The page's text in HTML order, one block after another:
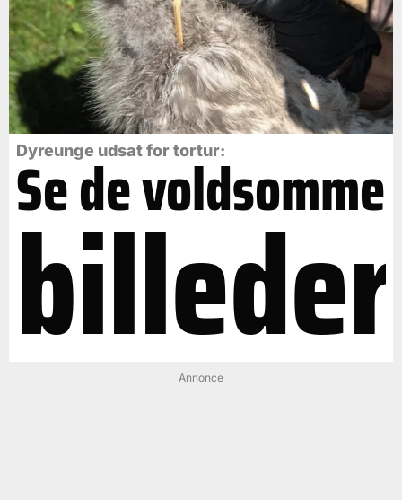
Dyreunge udsat for tortur:
Se de voldsomme
billeder
Annonce